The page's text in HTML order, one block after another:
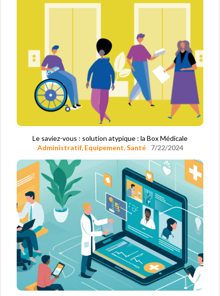
Le saviez-vous : solution atypique : la Box Médicale
Administratif, Equipement,Santé 7/22/2024